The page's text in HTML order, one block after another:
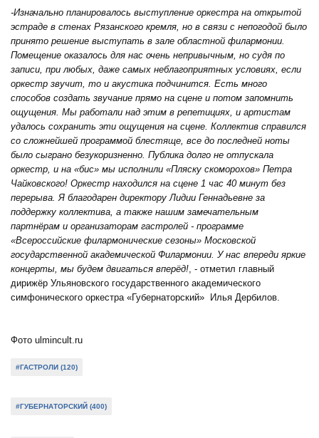
-Изначально планировалось выступление оркестра на открытой
эстраде в стенах Рязанского кремля, но в связи с непогодой было
принято решение выступать в зале областной филармонии.
Помещение оказалось для нас очень непривычным, но судя по
записи, при любых, даже самых неблагоприятных условиях, если
оркестр звучит, то и акустика подчинится. Есть много
способов создать звучание прямо на сцене и потом запомнить
ощущения. Мы работали над этим в репетициях, и артистам
удалось сохранить эти ощущения на сцене. Коллектив справился
со сложнейшей программой блестяще, все до последней ноты
было сыграно безукоризненно. Публика долго не отпускала
оркестр, и на «бис» мы исполнили «Пляску скоморохов» Петра
Чайковского! Оркестр находился на сцене 1 час 40 минут без
перерыва. Я благодарен директору Лидии Геннадьевне за
поддержку коллектива, а также нашим замечательным
партнёрам и организаторам гастролей - программе
«Всероссийские филармонические сезоны» Московской
государственной академической Филармонии. У нас впереди яркие
концерты, мы будем двигаться вперёд! , - отметил главный
дирижёр Ульяновского государственного академического
симфонического оркестра «Губернаторский» Илья Дербилов.
Фото ulmincult.ru
#ГАСТРОЛИ (120)
#ГУБЕРНАТОРСКИЙ (400)